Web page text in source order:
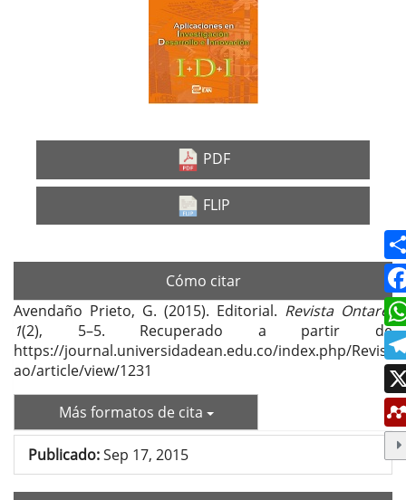
PDF
FLIP
Cómo citar
Avendaño Prieto, G. (2015). Editorial. Revista Ontare ,
1(2), 5–5. Recuperado a partir de
https://journal.universidadean.edu.co/index.php/Revist
ao/article/view/1231
Más formatos de cita
Publicado:Sep 17, 2015